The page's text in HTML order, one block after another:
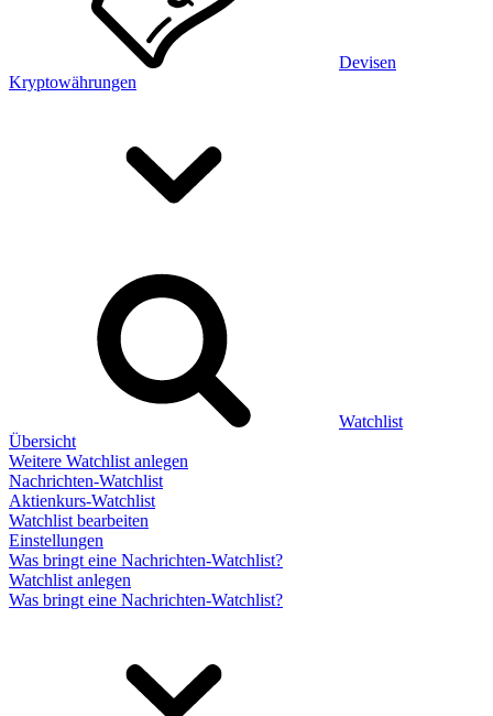
Devisen
Kryptowährungen
Watchlist
Übersicht
Weitere Watchlist anlegen
Nachrichten-Watchlist
Aktienkurs-Watchlist
Watchlist bearbeiten
Einstellungen
Was bringt eine Nachrichten-Watchlist?
Watchlist anlegen
Was bringt eine Nachrichten-Watchlist?